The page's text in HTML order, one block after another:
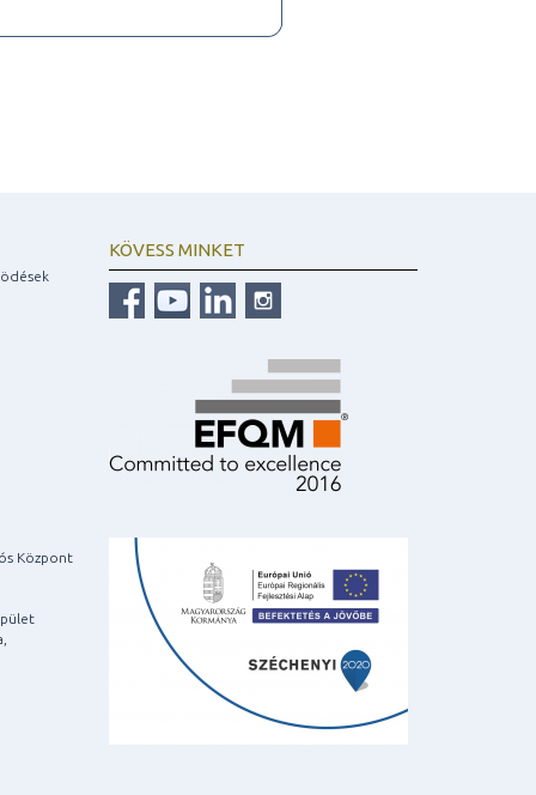
Központ
KÖVESS MINKET